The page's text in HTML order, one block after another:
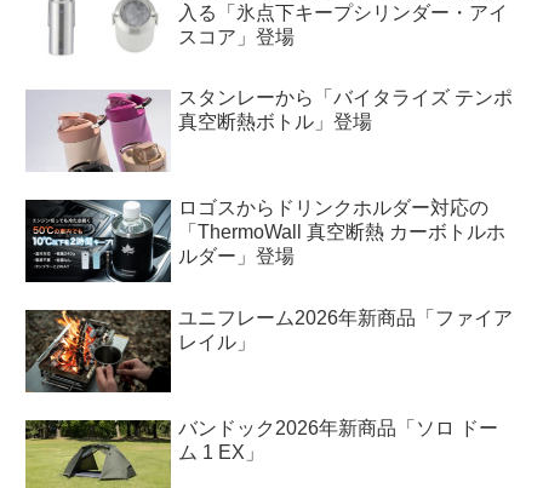
入る「氷点下キープシリンダー・アイ
スコア」登場
スタンレーから「バイタライズ テンポ
真空断熱ボトル」登場
ロゴスからドリンクホルダー対応の
「ThermoWall 真空断熱 カーボトルホ
ルダー」登場
ユニフレーム2026年新商品「ファイア
レイル」
バンドック2026年新商品「ソロ ドー
ム 1 EX」